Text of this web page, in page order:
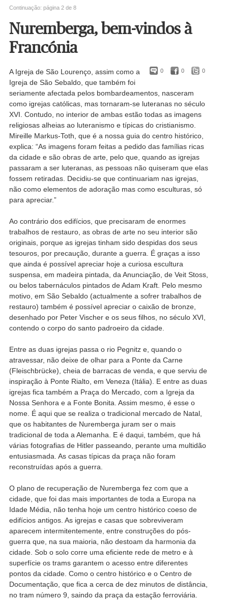
Continuação: página 2 de 8
Nuremberga, bem-vindos à
Francónia
0 0 0
A Igreja de São Lourenço, assim como a
Igreja de São Sebaldo, que também foi
seriamente afectada pelos bombardeamentos, nasceram
como igrejas católicas, mas tornaram-se luteranas no século
XVI. Contudo, no interior de ambas estão todas as imagens
religiosas alheias ao luteranismo e típicas do cristianismo.
Mireille Markus-Toth, que é a nossa guia do centro histórico,
explica: “As imagens foram feitas a pedido das famílias ricas
da cidade e são obras de arte, pelo que, quando as igrejas
passaram a ser luteranas, as pessoas não quiseram que elas
fossem retiradas. Decidiu-se que continuariam nas igrejas,
não como elementos de adoração mas como esculturas, só
para apreciar.”
Ao contrário dos edifícios, que precisaram de enormes
trabalhos de restauro, as obras de arte no seu interior são
originais, porque as igrejas tinham sido despidas dos seus
tesouros, por precaução, durante a guerra. É graças a isso
que ainda é possível apreciar hoje a curiosa escultura
suspensa, em madeira pintada, da Anunciação, de Veit Stoss,
ou belos tabernáculos pintados de Adam Kraft. Pelo mesmo
motivo, em São Sebaldo (actualmente a sofrer trabalhos de
restauro) também é possível apreciar o caixão de bronze,
desenhado por Peter Vischer e os seus filhos, no século XVI,
contendo o corpo do santo padroeiro da cidade.
Entre as duas igrejas passa o rio Pegnitz e, quando o
atravessar, não deixe de olhar para a Ponte da Carne
(Fleischbrücke), cheia de barracas de venda, e que serviu de
inspiração à Ponte Rialto, em Veneza (Itália). E entre as duas
igrejas fica também a Praça do Mercado, com a Igreja da
Nossa Senhora e a Fonte Bonita. Assim mesmo, é esse o
nome. É aqui que se realiza o tradicional mercado de Natal,
que os habitantes de Nuremberga juram ser o mais
tradicional de toda a Alemanha. E é daqui, também, que há
várias fotografias de Hitler passeando, perante uma multidão
entusiasmada. As casas típicas da praça não foram
reconstruídas após a guerra.
O plano de recuperação de Nuremberga fez com que a
cidade, que foi das mais importantes de toda a Europa na
Idade Média, não tenha hoje um centro histórico coeso de
edifícios antigos. As igrejas e casas que sobreviveram
aparecem intermitentemente, entre construções do pós-
guerra que, na sua maioria, não destoam da harmonia da
cidade. Sob o solo corre uma eficiente rede de metro e à
superfície os trams garantem o acesso entre diferentes
pontos da cidade. Como o centro histórico e o Centro de
Documentação, que fica a cerca de dez minutos de distância,
no tram número 9, saindo da praça da estação ferroviária.